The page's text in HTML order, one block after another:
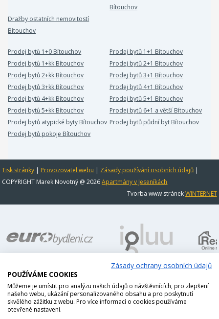
Bítouchov
Dražby ostatních nemovitostí
Bítouchov
Prodej bytů 1+0 Bítouchov
Prodej bytů 1+1 Bítouchov
Prodej bytů 1+kk Bítouchov
Prodej bytů 2+1 Bítouchov
Prodej bytů 2+kk Bítouchov
Prodej bytů 3+1 Bítouchov
Prodej bytů 3+kk Bítouchov
Prodej bytů 4+1 Bítouchov
Prodej bytů 4+kk Bítouchov
Prodej bytů 5+1 Bítouchov
Prodej bytů 5+kk Bítouchov
Prodej bytů 6+1 a větší Bítouchov
Prodej bytů atypické byty Bítouchov Prodej bytů půdní byt Bítouchov
Prodej bytů pokoje Bítouchov
Tisk stránky | Provozovatel webu | Zásady používání osobních údajů |
COPYRIGHT Marek Novotný @ 2026Apartmány v Jeseníkách
Tvorba www stránekWINTERNET
Zásady ochrany osobních údajů
POUŽÍVÁME COOKIES
Můžeme je umístit pro analýzu našich údajů o návštěvnících, pro zlepšení
našeho webu, ukázání personalizovaného obsahu a pro poskytnutí
skvělého zážitku z webu. Pro více informací o cookies používáme
otevřené nastavení.